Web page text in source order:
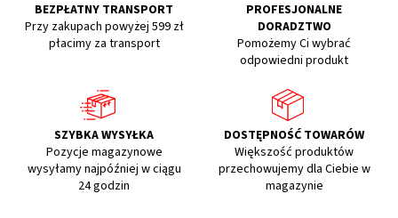
BEZPŁATNY TRANSPORT
Przy zakupach powyżej 599 zł
płacimy za transport
PROFESJONALNE
DORADZTWO
Pomożemy Ci wybrać
odpowiedni produkt
SZYBKA WYSYŁKA
Pozycje magazynowe
wysyłamy najpóźniej w ciągu
24 godzin
DOSTĘPNOŚĆ TOWARÓW
Większość produktów
przechowujemy dla Ciebie w
magazynie